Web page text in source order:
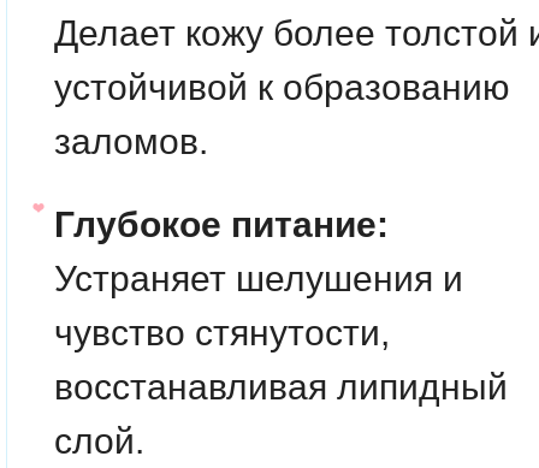
Делает кожу более толстой
устойчивой к образованию
заломов.
Глубокое питание:
Устраняет шелушения и
чувство стянутости,
восстанавливая липидный
слой.